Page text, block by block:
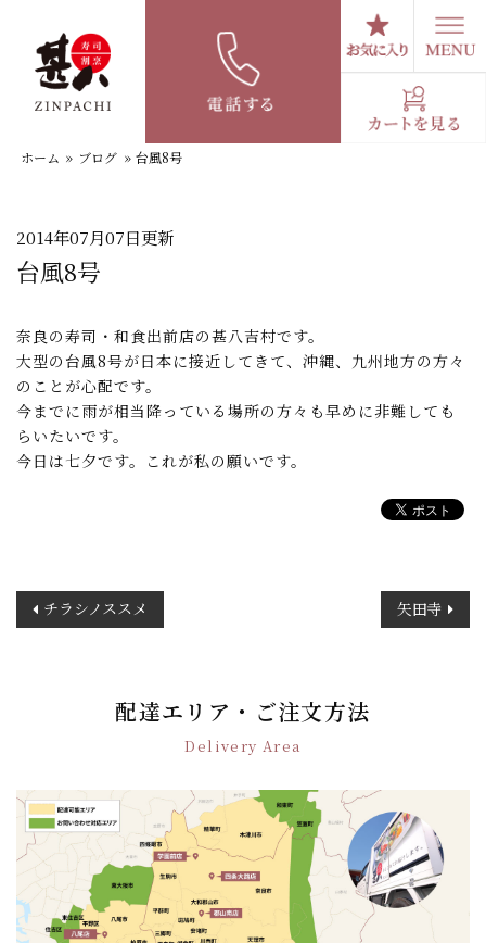
スタッフブログ
ホーム » ブログ » 台風8号
2014年07月07日更新
台風8号
奈良の寿司・和食出前店の甚八吉村です。
大型の台風8号が日本に接近してきて、沖縄、九州地方の方々
のことが心配です。
今までに雨が相当降っている場所の方々も早めに非難しても
らいたいです。
今日は七夕です。これが私の願いです。
稿
ン
チラシノススメ 矢田寺
配達エリア・ご注文方法
Delivery Area